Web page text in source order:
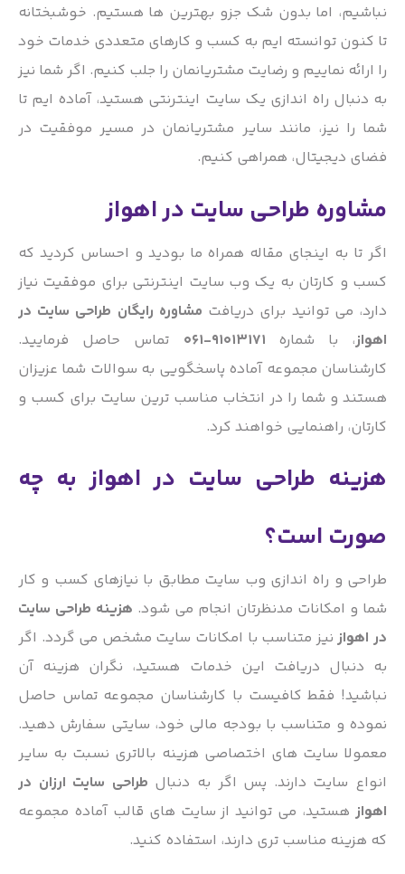
نباشیم، اما بدون شک جزو بهترین ها هستیم. خوشبختانه
تا کنون توانسته ایم به کسب و کارهای متعددی خدمات خود
را ارائه نماییم و رضایت مشتریانمان را جلب کنیم. اگر شما نیز
به دنبال راه اندازی یک سایت اینترنتی هستید، آماده ایم تا
شما را نیز، مانند سایر مشتریانمان در مسیر موفقیت در
فضای دیجیتال، همراهی کنیم.
مشاوره طراحی سایت در اهواز
اگر تا به اینجای مقاله همراه ما بودید و احساس کردید که
کسب و کارتان به یک وب سایت اینترنتی برای موفقیت نیاز
دارد، می توانید برای دریافتمشاوره رایگان طراحی سایت در
اهواز، با شماره 91013171-061
تماس حاصل فرمایید.
کارشناسان مجموعه آماده پاسخگویی به سوالات شما عزیزان
هستند و شما را در انتخاب مناسب ترین سایت برای کسب و
کارتان، راهنمایی خواهند کرد.
هزینه طراحی سایت در اهواز به چه
صورت است؟
طراحی و راه اندازی وب سایت مطابق با نیازهای کسب و کار
شما و امکانات مدنظرتان انجام می شود.هزینه طراحی سایت
در اهوازنیز متناسب با امکانات سایت مشخص می گردد. اگر
به دنبال دریافت این خدمات هستید، نگران هزینه آن
نباشید! فقط کافیست با کارشناسان مجموعه تماس حاصل
نموده و متناسب با بودجه مالی خود، سایتی سفارش دهید.
معمولا سایت های اختصاصی هزینه بالاتری نسبت به سایر
انواع سایت دارند. پس اگر به دنبالطراحی سایت ارزان در
اهوازهستید، می توانید از سایت های قالب آماده مجموعه
که هزینه مناسب تری دارند، استفاده کنید.